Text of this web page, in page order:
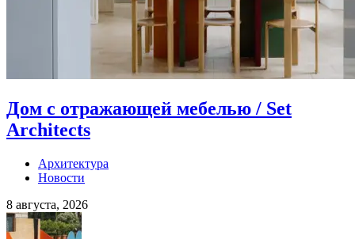
Дом с отражающей мебелью / Set
Architects
Архитектура
Новости
8 августа, 2026